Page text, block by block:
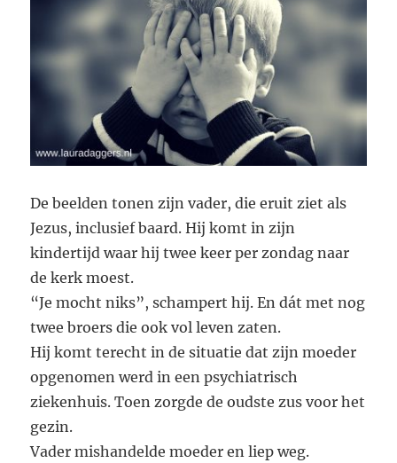
De beelden tonen zijn vader, die eruit ziet als
Jezus, inclusief baard. Hij komt in zijn
kindertijd waar hij twee keer per zondag naar
de kerk moest.
“Je mocht niks”, schampert hij. En dát met nog
twee broers die ook vol leven zaten.
Hij komt terecht in de situatie dat zijn moeder
opgenomen werd in een psychiatrisch
ziekenhuis. Toen zorgde de oudste zus voor het
gezin.
Vader mishandelde moeder en liep weg.